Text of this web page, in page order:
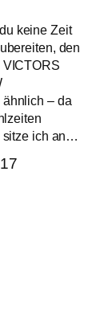
keine Zeit
den
ähnlich – da
sitze ich an…